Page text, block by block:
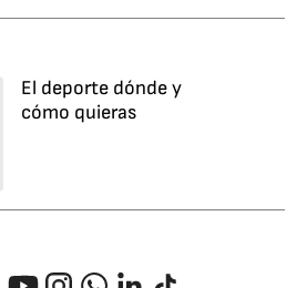
El deporte dónde y
cómo quieras
YouTubeInstagramWhatsappLinkedIn
TikTok